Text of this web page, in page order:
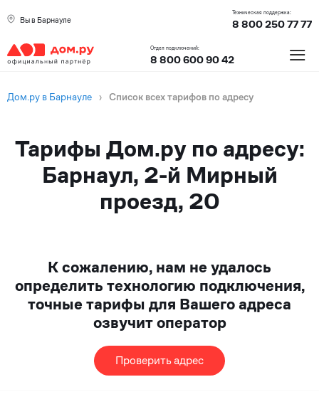
Вы в Барнауле
Техническая поддержка:
8 800 250 77 77
Отдел подключений:
8 800 600 90 42 ≡
Дом.ру в Барнауле › Список всех тарифов по адресу
Тарифы Дом.ру по адресу:
Барнаул, 2-й Мирный
проезд, 20
К сожалению, нам не удалось
определить технологию подключения,
точные тарифы для Вашего адреса
озвучит оператор
Проверить адрес